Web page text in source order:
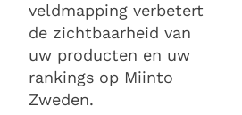
veldmapping verbetert
de zichtbaarheid van
uw producten en uw
rankings op Miinto
Zweden.